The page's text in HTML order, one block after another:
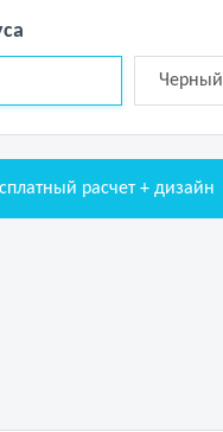
Черный
расчет + дизайн